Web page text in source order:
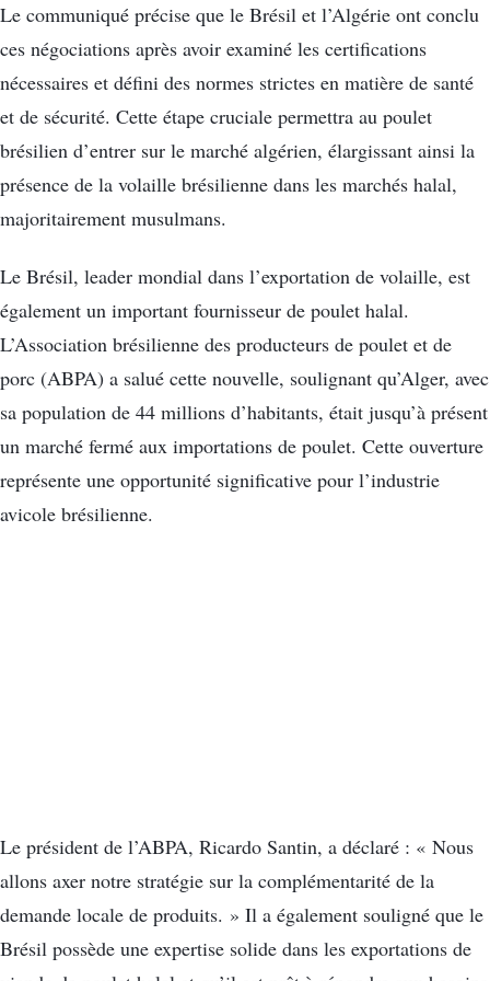
Le communiqué précise que le Brésil et l’Algérie ont conclu
ces négociations après avoir examiné les certifications
nécessaires et défini des normes strictes en matière de santé
et de sécurité. Cette étape cruciale permettra au poulet
brésilien d’entrer sur le marché algérien, élargissant ainsi la
présence de la volaille brésilienne dans les marchés halal,
majoritairement musulmans.
Le Brésil, leader mondial dans l’exportation de volaille, est
également un important fournisseur de poulet halal.
L’Association brésilienne des producteurs de poulet et de
porc (ABPA) a salué cette nouvelle, soulignant qu’Alger, avec
sa population de 44 millions d’habitants, était jusqu’à présent
un marché fermé aux importations de poulet. Cette ouverture
représente une opportunité significative pour l’industrie
avicole brésilienne.
Le président de l’ABPA, Ricardo Santin, a déclaré : « Nous
allons axer notre stratégie sur la complémentarité de la
demande locale de produits. » Il a également souligné que le
Brésil possède une expertise solide dans les exportations de